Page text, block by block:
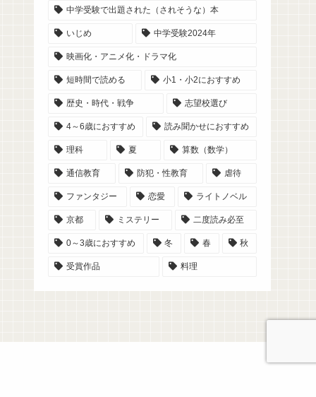
中学受験で出題された（されそうな）本
いじめ 中学受験2024年
映画化・アニメ化・ドラマ化
短時間で読める 小1・小2におすすめ
歴史・時代・戦争 志望校選び
4～6歳におすすめ 読み聞かせにおすすめ
理科 夏 算数（数学）
通信教育 防犯・性教育 虐待
ファンタジー 恋愛 ライトノベル
京都 ミステリー 二度読み必至
0～3歳におすすめ 冬 春 秋
受賞作品 料理